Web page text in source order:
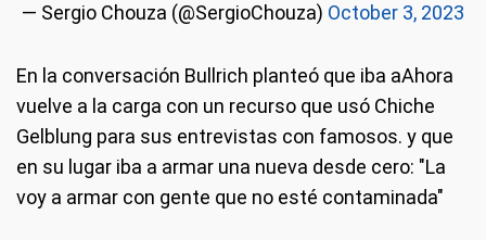
— Sergio Chouza (@SergioChouza) October 3, 2023
En la conversación Bullrich planteó que iba aAhora
vuelve a la carga con un recurso que usó Chiche
Gelblung para sus entrevistas con famosos. y que
en su lugar iba a armar una nueva desde cero: "La
voy a armar con gente que no esté contaminada"